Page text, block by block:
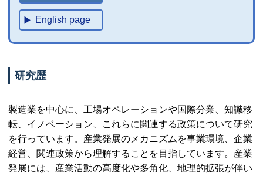
English page
研究歴
製造業を中心に、工場オペレーションや国際分業、知識移
転、イノベーション、これらに関連する政策について研究
を行っています。産業発展のメカニズムを事業環境、企業
経営、関連政策から理解することを目指しています。産業
発展には、産業活動の高度化や多角化、地理的拡張が伴い